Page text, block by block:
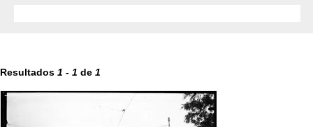
Resultados 1 - 1 de 1